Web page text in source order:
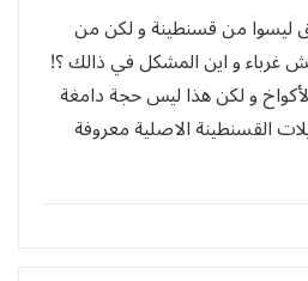
ليسوا من قسنطينة و لكن من
و اين المشكل في ذالك ؟!
و لكن هذا ليس حجة دامغة
القسنطينة الاصلية معروفة